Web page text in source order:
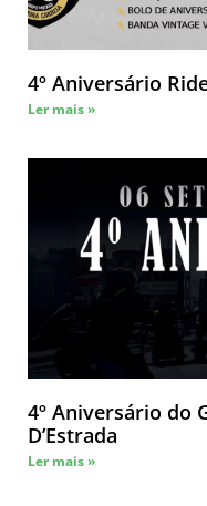
4º Aniversário
Ler mais »
4º Aniversário do
D’Estrada
Ler mais »